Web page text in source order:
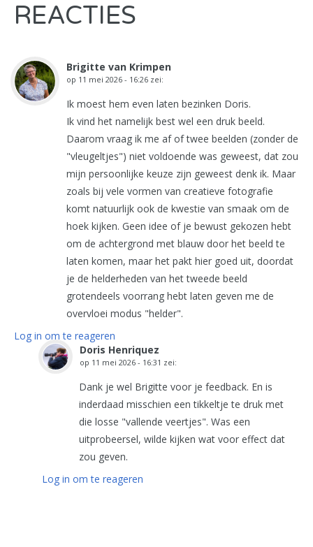
REACTIES
Brigitte van Krimpen
op 11 mei 2026 - 16:26 zei:
Ik moest hem even laten bezinken Doris.
Ik vind het namelijk best wel een druk beeld.
Daarom vraag ik me af of twee beelden (zonder de
"vleugeltjes") niet voldoende was geweest, dat zou
mijn persoonlijke keuze zijn geweest denk ik. Maar
zoals bij vele vormen van creatieve fotografie
komt natuurlijk ook de kwestie van smaak om de
hoek kijken. Geen idee of je bewust gekozen hebt
om de achtergrond met blauw door het beeld te
laten komen, maar het pakt hier goed uit, doordat
je de helderheden van het tweede beeld
grotendeels voorrang hebt laten geven me de
overvloei modus "helder".
Log in om te reageren
Doris Henriquez
op 11 mei 2026 - 16:31 zei:
Dank je wel Brigitte voor je feedback. En is
inderdaad misschien een tikkeltje te druk met
die losse "vallende veertjes". Was een
uitprobeersel, wilde kijken wat voor effect dat
zou geven.
Log in om te reageren